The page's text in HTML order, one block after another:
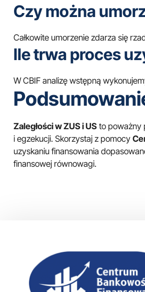
Czy można
Całkowite umorzenie zdarza się
Ile trwa proces
W CBIF analizę wstępną
Zaległości w ZUS i US to poważny
i egzekucji. Skorzystaj z pomocy
uzyskaniu finansowania
finansowej równowagi.